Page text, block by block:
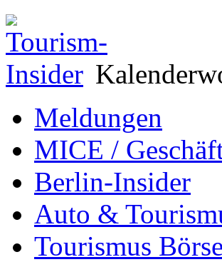
Meldungen
MICE /
Berlin-Insider
Auto &
Tourismus